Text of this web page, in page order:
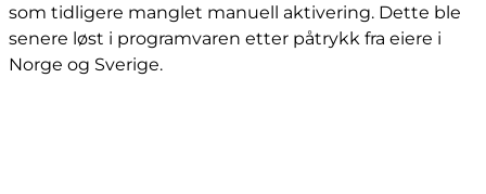
som tidligere manglet manuell aktivering. Dette ble
senere løst i programvaren etter påtrykk fra eiere i
Norge og Sverige.